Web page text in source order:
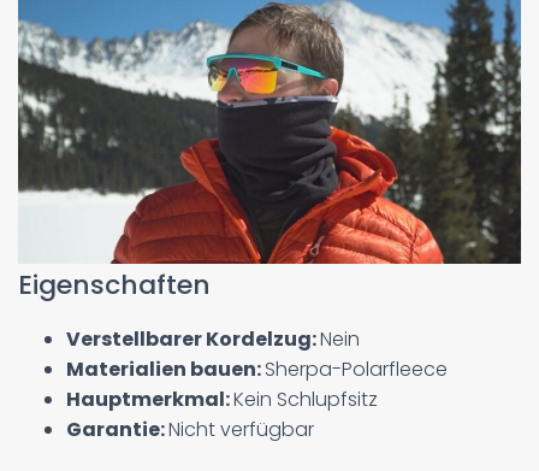
Eigenschaften
Verstellbarer Kordelzug:Nein
Materialien bauen:Sherpa-Polarfleece
Hauptmerkmal:Kein Schlupfsitz
Garantie:Nicht verfügbar